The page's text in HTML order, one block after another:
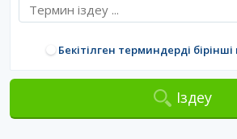
Бекітілген терминдерді бірінші
Іздеу